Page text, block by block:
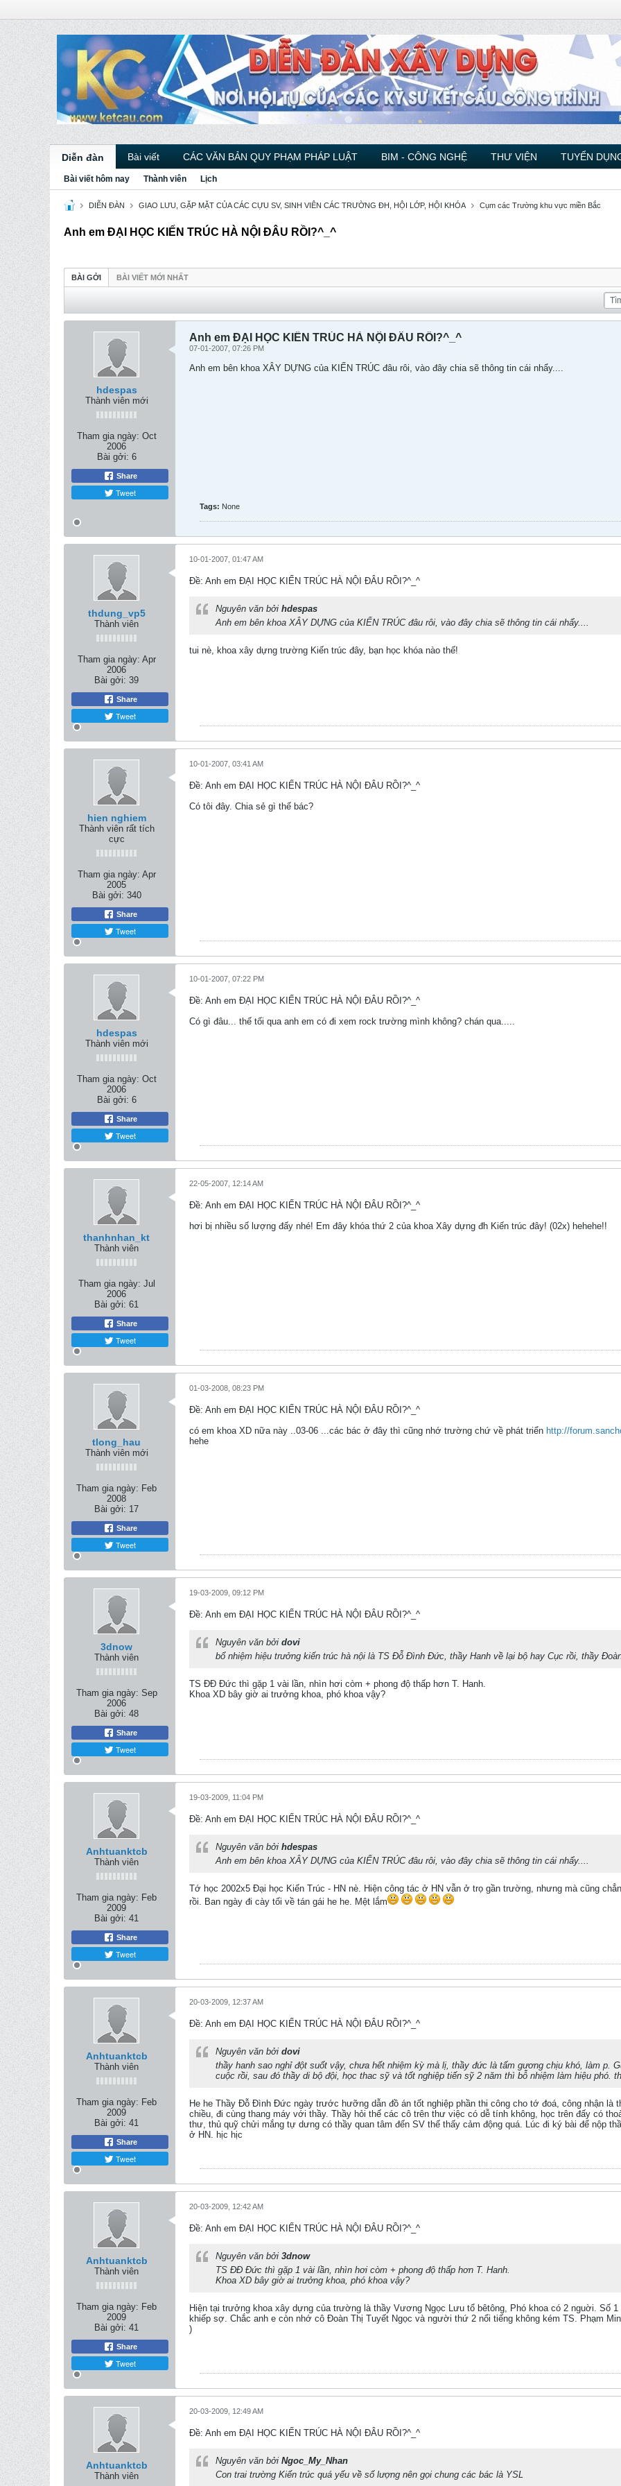
Diễn đàn Bài viết CÁC VĂN BẢN QUY PHẠM PHÁP LUẬT BIM - CÔNG NGHỆ THƯ VIỆN TUYỂN
Bài viết hôm nay Thành viên Lịch
DIỄN ĐÀN GIAO LƯU, GẶP MẶT CỦA CÁC CỰU SV, SINH VIÊN CÁC TRƯỜNG ĐH, HỘI LỚP, HỘI KHÓA Cụm các Trường khu vực miền Bắc
Anh em ĐẠI HỌC KIẾN TRÚC HÀ NỘI ĐÂU RỒI?^_^
BÀI GỞI BÀI VIẾT MỚI NHẤT
hdespas
Thành viên mới
Tham gia ngày: Oct
2006
Bài gởi: 6
Share
Tweet
Anh em ĐẠI HỌC KIẾN TRÚC HÀ NỘI ĐÂU RỒI?^_^
07-01-2007, 07:26 PM
Anh em bên khoa XÂY DỰNG của KIẾN TRÚC đâu rôi, vào đây chia sẽ thông tin cái nhẩy....
Tags: None
thdung_vp5
Thành viên
Tham gia ngày: Apr
2006
Bài gởi: 39
Share
Tweet
10-01-2007, 01:47 AM
Ðề: Anh em ĐẠI HỌC KIẾN TRÚC HÀ NỘI ĐÂU RỒI?^_^
Nguyên văn bởi hdespas
Anh em bên khoa XÂY DỰNG của KIẾN TRÚC đâu rôi, vào đây chia sẽ thông tin cái nhẩy....
tui nè, khoa xây dựng trường Kiến trúc đây, bạn học khóa nào thế!
hien nghiem
Thành viên rất tích
cực
Tham gia ngày: Apr
2005
Bài gởi: 340
Share
Tweet
10-01-2007, 03:41 AM
Ðề: Anh em ĐẠI HỌC KIẾN TRÚC HÀ NỘI ĐÂU RỒI?^_^
Có tôi đây. Chia sẻ gì thế bác?
hdespas
Thành viên mới
Tham gia ngày: Oct
2006
Bài gởi: 6
Share
Tweet
10-01-2007, 07:22 PM
Ðề: Anh em ĐẠI HỌC KIẾN TRÚC HÀ NỘI ĐÂU RỒI?^_^
Có gì đâu... thế tối qua anh em có đi xem rock trường mình không? chán qua.....
thanhnhan_kt
Thành viên
Tham gia ngày: Jul
2006
Bài gởi: 61
Share
Tweet
22-05-2007, 12:14 AM
Ðề: Anh em ĐẠI HỌC KIẾN TRÚC HÀ NỘI ĐÂU RỒI?^_^
hơi bị nhiều số lượng đấy nhé! Em đây khóa thứ 2 của khoa Xây dựng đh Kiến trúc đây! (02x) hehehe!!
tlong_hau
Thành viên mới
Tham gia ngày: Feb
2008
Bài gởi: 17
Share
Tweet
01-03-2008, 08:23 PM
Ðề: Anh em ĐẠI HỌC KIẾN TRÚC HÀ NỘI ĐÂU RỒI?^_^
có em khoa XD nữa này ..03-06 ...các bác ở đây thì cũng nhớ trường chứ về phát triển http://
hehe
3dnow
Thành viên
Tham gia ngày: Sep
2006
Bài gởi: 48
Share
Tweet
19-03-2009, 09:12 PM
Ðề: Anh em ĐẠI HỌC KIẾN TRÚC HÀ NỘI ĐÂU RỒI?^_^
Nguyên văn bởi dovi
bổ nhiệm hiệu trưởng kiến trúc hà nội là TS Đỗ Đình Đức, thầy Hanh về lại bộ hay Cục rồi, thầy
TS ĐĐ Đức thì gặp 1 vài lần, nhìn hơi còm + phong độ thấp hơn T. Hanh.
Khoa XD bây giờ ai trưởng khoa, phó khoa vậy?
Anhtuanktcb
Thành viên
Tham gia ngày: Feb
2009
Bài gởi: 41
Share
Tweet
19-03-2009, 11:04 PM
Ðề: Anh em ĐẠI HỌC KIẾN TRÚC HÀ NỘI ĐÂU RỒI?^_^
Nguyên văn bởi hdespas
Anh em bên khoa XÂY DỰNG của KIẾN TRÚC đâu rôi, vào đây chia sẽ thông tin cái nhẩy....
Tớ học 2002x5 Đại học Kiến Trúc - HN nè. Hiện công tác ở HN vẫn ở trọ gần trường, nhưng mà cũng
rồi. Ban ngày đi cày tối về tán gái he he. Mệt lắm
Anhtuanktcb
Thành viên
Tham gia ngày: Feb
2009
Bài gởi: 41
Share
Tweet
20-03-2009, 12:37 AM
Ðề: Anh em ĐẠI HỌC KIẾN TRÚC HÀ NỘI ĐÂU RỒI?^_^
Nguyên văn bởi dovi
thầy hanh sao nghỉ đột suốt vậy, chưa hết nhiệm kỳ mà lị, thầy đức là tấm gương chịu khó, làm p.
cuộc rồi, sau đó thầy di bộ đội, học thac sỹ và tốt nghiệp tiến sỹ 2 năm thì bỗ nhiệm làm hiệu phó.
He he Thầy Đỗ Đình Đức ngày trước hưỡng dẫn đồ án tốt nghiệp phần thi công cho tớ đoá, công nhận là
chiều, đi cùng thang máy với thầy. Thầy hỏi thế các cô trên thư việc có dễ tính không, học trên đấy có
thư, thủ quỹ chửi mắng tự dưng có thầy quan tâm đến SV thế thấy cảm động quá. Lúc đi ký bài để nộp
ở HN. hịc hịc
Anhtuanktcb
Thành viên
Tham gia ngày: Feb
2009
Bài gởi: 41
Share
Tweet
20-03-2009, 12:42 AM
Ðề: Anh em ĐẠI HỌC KIẾN TRÚC HÀ NỘI ĐÂU RỒI?^_^
Nguyên văn bởi 3dnow
TS ĐĐ Đức thì gặp 1 vài lần, nhìn hơi còm + phong độ thấp hơn T. Hanh.
Khoa XD bây giờ ai trưởng khoa, phó khoa vậy?
Hiện tại trưởng khoa xây dựng của trường là thầy Vương Ngọc Lưu tổ bêtông, Phó khoa có 2 nguời. Số
khiếp sợ. Chắc anh e còn nhớ cô Đoàn Thị Tuyết Ngọc và người thứ 2 nổi tiếng không kém TS. Phạm
)
Anhtuanktcb
Thành viên
20-03-2009, 12:49 AM
Ðề: Anh em ĐẠI HỌC KIẾN TRÚC HÀ NỘI ĐÂU RỒI?^_^
Nguyên văn bởi Ngoc_My_Nhan
Con trai trường Kiến trúc quá yếu về số lượng nên gọi chung các bác là YSL